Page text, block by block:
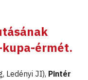
érmét.
Ledényi JI), Pintér